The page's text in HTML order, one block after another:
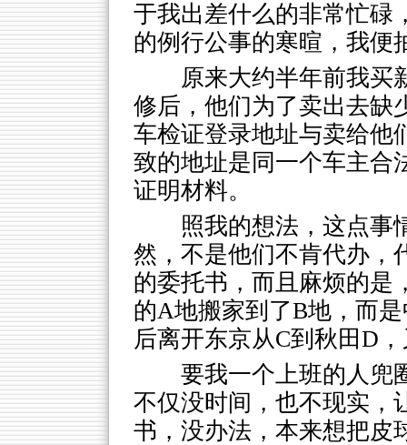
于我出差什么的非常忙碌
的例行公事的寒暄，我便
原来大约半年前我买
修后，他们为了卖出去缺
车检证登录地址与卖给他
致的地址是同一个车主合
证明材料。
照我的想法，这点事
然，不是他们不肯代办，
的委托书，而且麻烦的是
的A地搬家到了B地，而
后离开东京从C到秋田D
要我一个上班的人兜
不仅没时间，也不现实，
书，没办法，本来想把皮